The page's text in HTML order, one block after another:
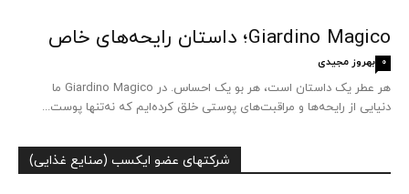
Giardino Magico؛ داستان رایحه‌های خاص
بهروز مجیدی 0
هر عطر یک داستان است، هر بو یک احساس. در Giardino Magico ما
دنیایی از رایحه‌ها و مراقبت‌های پوستی خلق کرده‌ایم که نه‌تنها پوست...
شرکتهای عضو ایکسب (صنایع غذایی)